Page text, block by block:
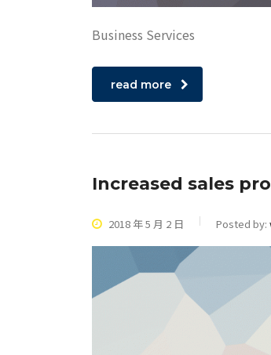
Business Services
read more
Increased sales
2018 年 5 月 2 日 Posted by: